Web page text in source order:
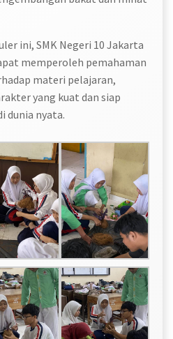
ini, SMK Negeri 10 Jakarta
memperoleh pemahaman
materi pelajaran,
yang kuat dan siap
dunia nyata.